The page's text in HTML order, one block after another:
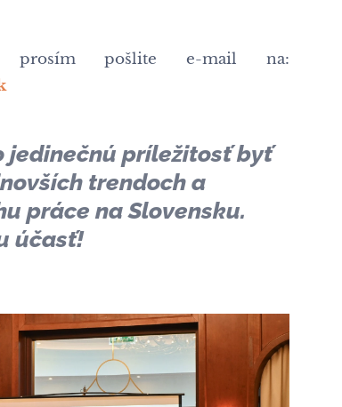
prosím pošlite e-mail na:
jedinečnú príležitosť byť
trendoch a
práce na Slovensku.
účasť!